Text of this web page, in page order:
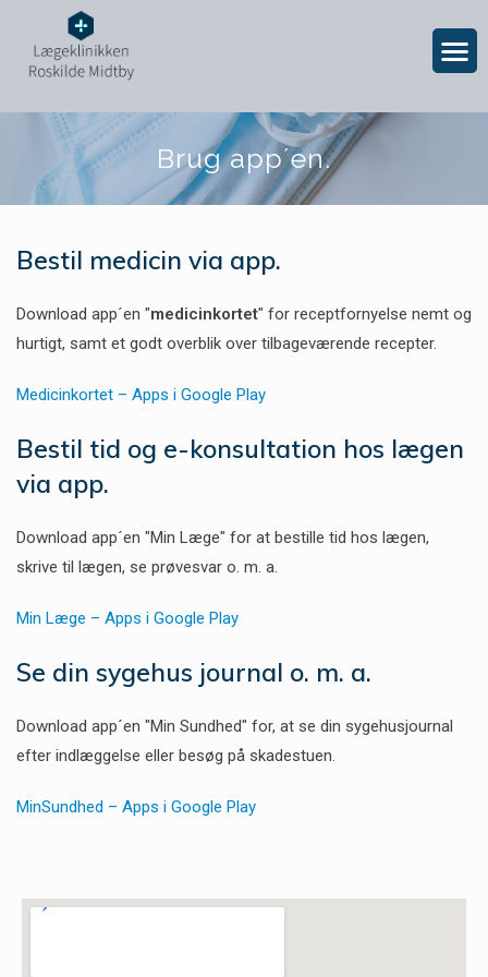
Brug app´en.
Bestil medicin via app.
Download app´en "medicinkortet" for receptfornyelse nemt og
hurtigt, samt et godt overblik over tilbageværende recepter.
Medicinkortet – Apps i Google Play
Bestil tid og e-konsultation hos lægen
via app.
Download app´en "Min Læge" for at bestille tid hos lægen,
skrive til lægen, se prøvesvar o. m. a.
Min Læge – Apps i Google Play
Se din sygehus journal o. m. a.
Download app´en "Min Sundhed" for, at se din sygehusjournal
efter indlæggelse eller besøg på skadestuen.
MinSundhed – Apps i Google Play